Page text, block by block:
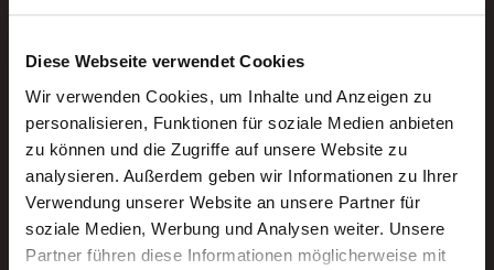
Diese Webseite verwendet Cookies
Wir verwenden Cookies, um Inhalte und Anzeigen zu
personalisieren, Funktionen für soziale Medien anbieten
zu können und die Zugriffe auf unsere Website zu
analysieren. Außerdem geben wir Informationen zu Ihrer
Verwendung unserer Website an unsere Partner für
soziale Medien, Werbung und Analysen weiter. Unsere
Partner führen diese Informationen möglicherweise mit
Neue Stellen per E-Mail.
Ein kostenloser Service von AWO
Jobs.
E-Mail-Adresse eintragen